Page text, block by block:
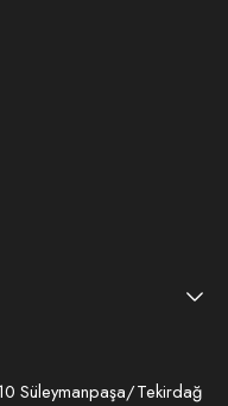
Süleymanpaşa/Tekirdağ